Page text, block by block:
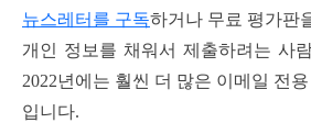
뉴스레터를 구독하거나 무료 평가판
개인 정보를 채워서 제출하려는 사
2022년에는 훨씬 더 많은 이메일 전
입니다.